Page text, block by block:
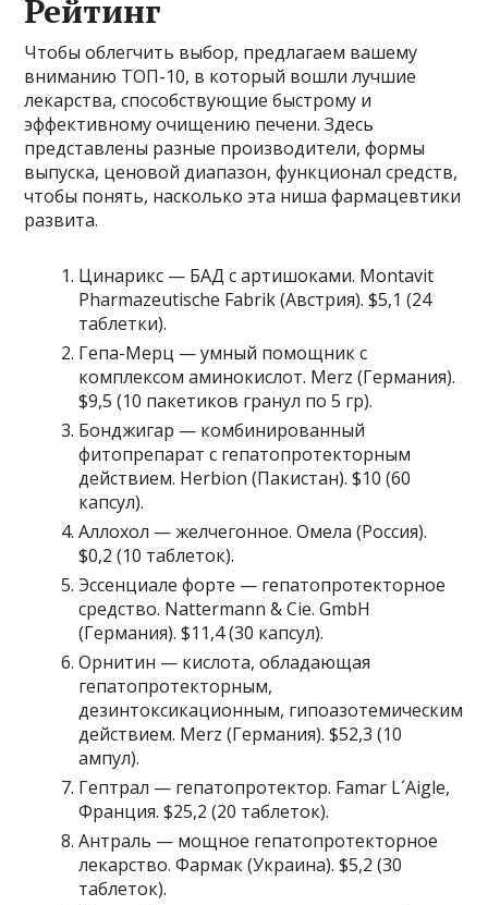
Рейтинг
Чтобы облегчить выбор, предлагаем вашему
вниманию ТОП-10, в который вошли лучшие
лекарства, способствующие быстрому и
эффективному очищению печени. Здесь
представлены разные производители, формы
выпуска, ценовой диапазон, функционал средств,
чтобы понять, насколько эта ниша фармацевтики
развита.
Цинарикс — БАД с артишоками. Montavit
Pharmazeutische Fabrik (Австрия). $5,1 (24
таблетки).
Гепа-Мерц — умный помощник с
комплексом аминокислот. Merz (Германия).
$9,5 (10 пакетиков гранул по 5 гр).
Бонджигар — комбинированный
фитопрепарат с гепатопротекторным
действием. Herbion (Пакистан). $10 (60
капсул).
Аллохол — желчегонное. Омела (Россия).
$0,2 (10 таблеток).
Эссенциале форте — гепатопротекторное
средство. Nattermann & Cie. GmbH
(Германия). $11,4 (30 капсул).
Орнитин — кислота, обладающая
гепатопротекторным,
дезинтоксикационным, гипоазотемическим
действием. Merz (Германия). $52,3 (10
ампул).
Гептрал — гепатопротектор. Famar L´Aigle,
Франция. $25,2 (20 таблеток).
Антраль — мощное гепатопротекторное
лекарство. Фармак (Украина). $5,2 (30
таблеток).